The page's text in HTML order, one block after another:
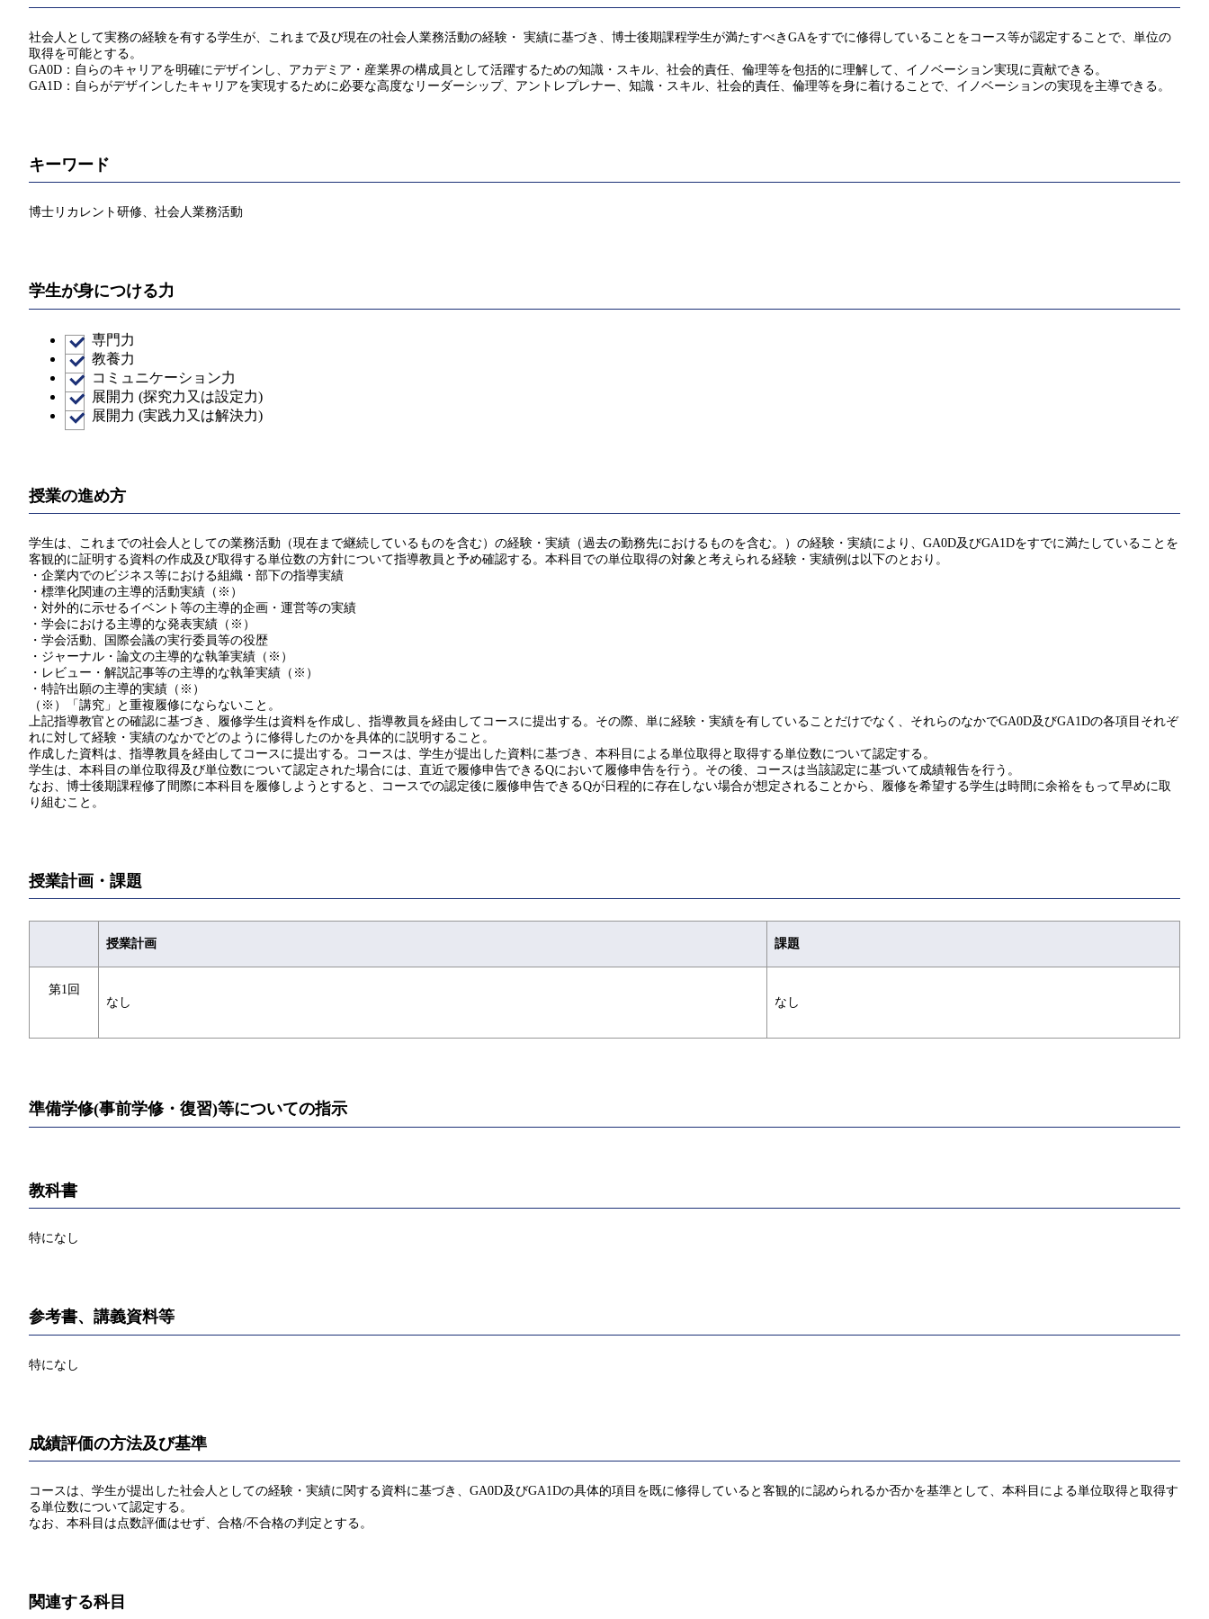
社会人として実務の経験を有する学生が、これまで及び現在の社会人業務活動の経験・ 実績に基づき、博士後期課程学生が満たすべきGAをすでに修得していることをコース等が認定することで、単位の
取得を可能とする。
GA0D：自らのキャリアを明確にデザインし、アカデミア・産業界の構成員として活躍するための知識・スキル、社会的責任、倫理等を包括的に理解して、イノベーション実現に貢献できる。
GA1D：自らがデザインしたキャリアを実現するために必要な高度なリーダーシップ、アントレプレナー、知識・スキル、社会的責任、倫理等を身に着けることで、イノベーションの実現を主導できる。
キーワード
博士リカレント研修、社会人業務活動
学生が身につける力
専門力
教養力
コミュニケーション力
展開力 (探究力又は設定力)
展開力 (実践力又は解決力)
授業の進め方
学生は、これまでの社会人としての業務活動（現在まで継続しているものを含む）の経験・実績（過去の勤務先におけるものを含む。）の経験・実績により、GA0D及びGA1Dをすでに満たしていることを
客観的に証明する資料の作成及び取得する単位数の方針について指導教員と予め確認する。本科目での単位取得の対象と考えられる経験・実績例は以下のとおり。
・企業内でのビジネス等における組織・部下の指導実績
・標準化関連の主導的活動実績（※）
・対外的に示せるイベント等の主導的企画・運営等の実績
・学会における主導的な発表実績（※）
・学会活動、国際会議の実行委員等の役歴
・ジャーナル・論文の主導的な執筆実績（※）
・レビュー・解説記事等の主導的な執筆実績（※）
・特許出願の主導的実績（※）
（※）「講究」と重複履修にならないこと。
上記指導教官との確認に基づき、履修学生は資料を作成し、指導教員を経由してコースに提出する。その際、単に経験・実績を有していることだけでなく、それらのなかでGA0D及びGA1Dの各項目それぞ
れに対して経験・実績のなかでどのように修得したのかを具体的に説明すること。
作成した資料は、指導教員を経由してコースに提出する。コースは、学生が提出した資料に基づき、本科目による単位取得と取得する単位数について認定する。
学生は、本科目の単位取得及び単位数について認定された場合には、直近で履修申告できるQにおいて履修申告を行う。その後、コースは当該認定に基づいて成績報告を行う。
なお、博士後期課程修了間際に本科目を履修しようとすると、コースでの認定後に履修申告できるQが日程的に存在しない場合が想定されることから、履修を希望する学生は時間に余裕をもって早めに取
り組むこと。
授業計画・課題
授業計画 課題
第1回
なし
なし
準備学修(事前学修・復習)等についての指示
教科書
特になし
参考書、講義資料等
特になし
成績評価の方法及び基準
コースは、学生が提出した社会人としての経験・実績に関する資料に基づき、GA0D及びGA1Dの具体的項目を既に修得していると客観的に認められるか否かを基準として、本科目による単位取得と取得す
る単位数について認定する。
なお、本科目は点数評価はせず、合格/不合格の判定とする。
関連する科目